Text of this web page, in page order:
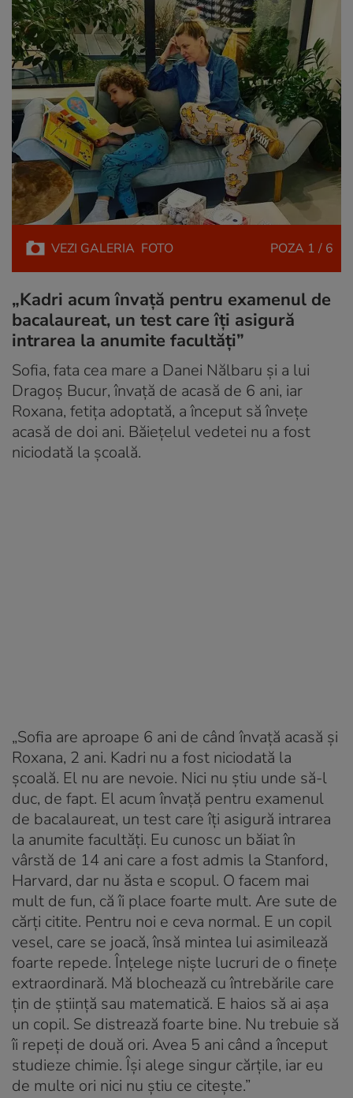
VEZI GALERIA FOTO POZA 1 / 6
„Kadri acum învață pentru examenul de
bacalaureat, un test care îți asigură
intrarea la anumite facultăți”
Sofia, fata cea mare a Danei Nălbaru și a lui
Dragoș Bucur, învață de acasă de 6 ani, iar
Roxana, fetița adoptată, a început să învețe
acasă de doi ani. Băiețelul vedetei nu a fost
niciodată la școală.
„Sofia are aproape 6 ani de când învață acasă și
Roxana, 2 ani. Kadri nu a fost niciodată la
școală. El nu are nevoie. Nici nu știu unde să-l
duc, de fapt. El acum învață pentru examenul
de bacalaureat, un test care îți asigură intrarea
la anumite facultăți. Eu cunosc un băiat în
vârstă de 14 ani care a fost admis la Stanford,
Harvard, dar nu ăsta e scopul. O facem mai
mult de fun, că îi place foarte mult. Are sute de
cărți citite. Pentru noi e ceva normal. E un copil
vesel, care se joacă, însă mintea lui asimilează
foarte repede. Înțelege niște lucruri de o finețe
extraordinară. Mă blochează cu întrebările care
țin de știință sau matematică. E haios să ai așa
un copil. Se distrează foarte bine. Nu trebuie să
îi repeți de două ori. Avea 5 ani când a început
studieze chimie. Își alege singur cărțile, iar eu
de multe ori nici nu știu ce citește.”